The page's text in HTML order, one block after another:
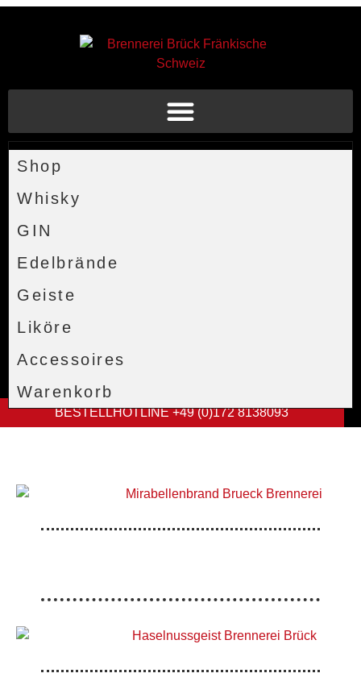
Shop
Whisky
GIN
Edelbrände
Geiste
Liköre
Accessoires
Warenkorb
BESTELLHOTLINE +49 (0)172 8138093